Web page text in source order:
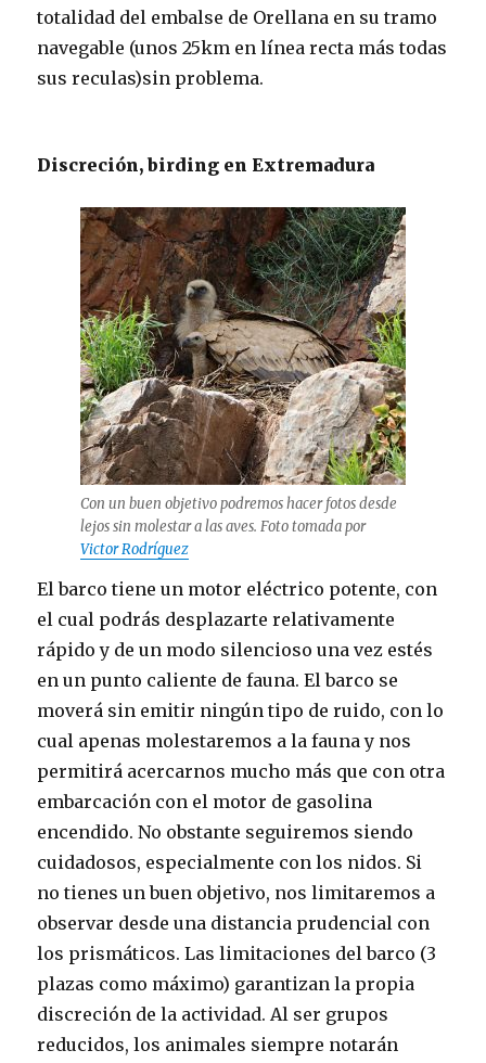
totalidad del embalse de Orellana en su tramo
navegable (unos 25km en línea recta más todas
sus reculas)sin problema.
Discreción, birding en Extremadura
Con un buen objetivo podremos hacer fotos desde
lejos sin molestar a las aves. Foto tomada por
Victor Rodríguez
El barco tiene un motor eléctrico potente, con
el cual podrás desplazarte relativamente
rápido y de un modo silencioso una vez estés
en un punto caliente de fauna. El barco se
moverá sin emitir ningún tipo de ruido, con lo
cual apenas molestaremos a la fauna y nos
permitirá acercarnos mucho más que con otra
embarcación con el motor de gasolina
encendido. No obstante seguiremos siendo
cuidadosos, especialmente con los nidos. Si
no tienes un buen objetivo, nos limitaremos a
observar desde una distancia prudencial con
los prismáticos. Las limitaciones del barco (3
plazas como máximo) garantizan la propia
discreción de la actividad. Al ser grupos
reducidos, los animales siempre notarán